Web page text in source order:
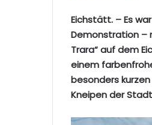
Eichstätt. – Es
Demonstration –
Trara“ auf dem
einem
besonders
Kneipen der